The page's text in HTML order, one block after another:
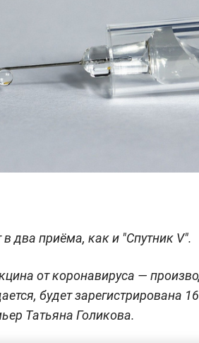
два приёма, как и "Спутник V".
от коронавируса —
будет зарегистрирована
Татьяна Голикова.